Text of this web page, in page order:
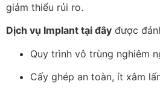
giảm thiểu rủi ro.
Dịch vụ Implant tại đây được
Quy trình vô trùng nghiêm
Cấy ghép an toàn, ít xâm